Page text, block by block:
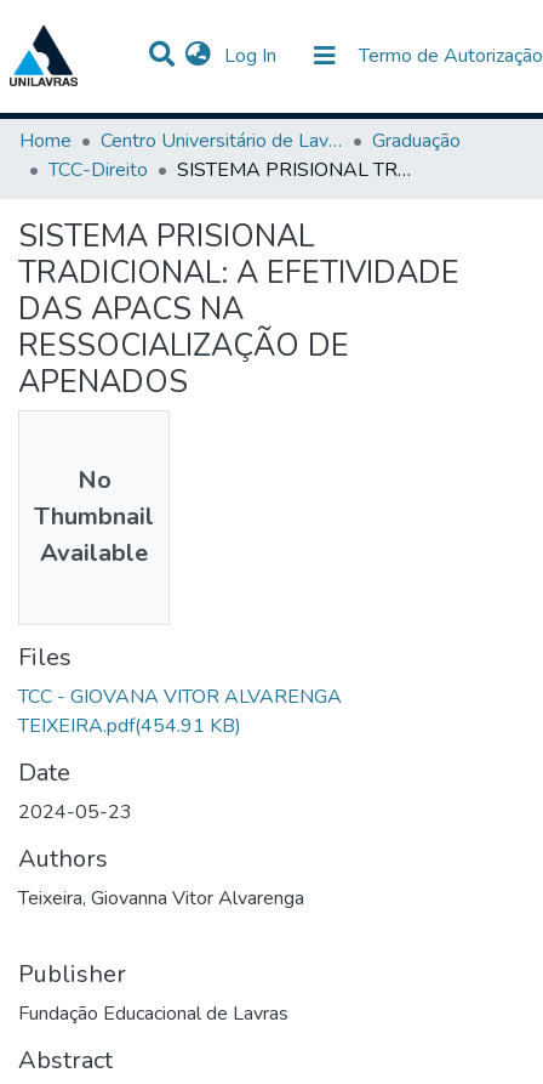
Log In (current) Termo de Autorização
Communities & Collections
Statistics
All of DSpace
Home
Centro Universitário de Lavras-UNILAVRAS
Graduação
TCC-Direito
SISTEMA PRISIONAL TRADICIONAL: A EFETIVIDADE DAS APACS NA RESSOCIALIZAÇÃO DE APENADOS
SISTEMA PRISIONAL
TRADICIONAL: A EFETIVIDADE
DAS APACS NA
RESSOCIALIZAÇÃO DE
APENADOS
No
Thumbnail
Available
Files
TCC - GIOVANA VITOR ALVARENGA
TEIXEIRA.pdf(454.91 KB)
Date
2024-05-23
Authors
Teixeira, Giovanna Vitor Alvarenga
Publisher
Fundação Educacional de Lavras
Abstract